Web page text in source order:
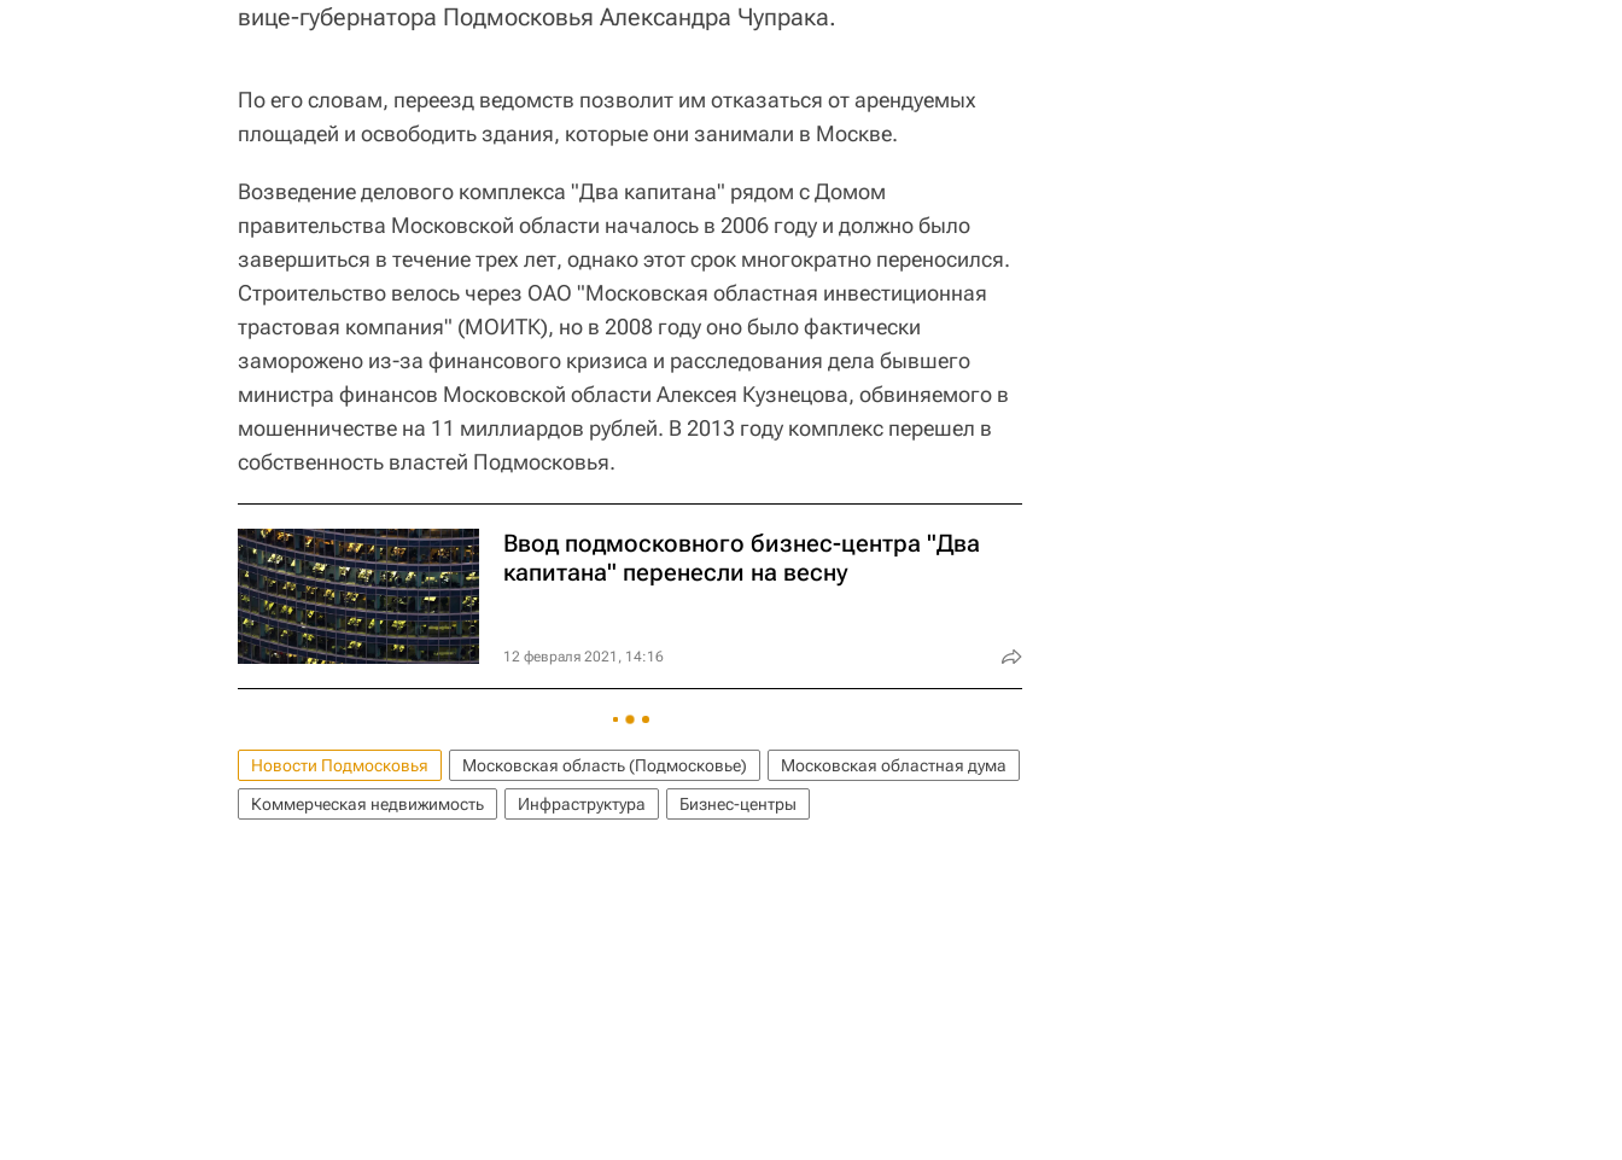
вице-губернатора Подмосковья Александра Чупрака.
По его словам, переезд ведомств позволит им отказаться от арендуемых
площадей и освободить здания, которые они занимали в Москве.
Возведение делового комплекса "Два капитана" рядом с Домом
правительства Московской области началось в 2006 году и должно было
завершиться в течение трех лет, однако этот срок многократно переносился.
Строительство велось через ОАО "Московская областная инвестиционная
трастовая компания" (МОИТК), но в 2008 году оно было фактически
заморожено из-за финансового кризиса и расследования дела бывшего
министра финансов Московской области Алексея Кузнецова, обвиняемого в
мошенничестве на 11 миллиардов рублей. В 2013 году комплекс перешел в
собственность властей Подмосковья.
Ввод подмосковного бизнес-центра "Два
капитана" перенесли на весну
12 февраля 2021, 14:16
Новости Подмосковья Московская область (Подмосковье)
Московская областная дума
Коммерческая недвижимость
Инфраструктура Бизнес-центры